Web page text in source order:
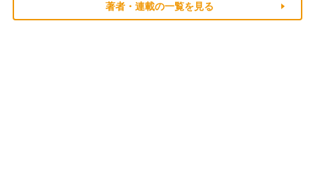
著者・連載の一覧を見る